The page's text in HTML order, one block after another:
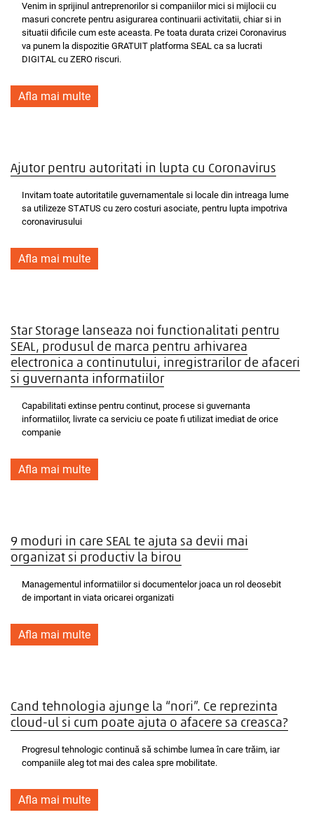
Venim in sprijinul antreprenorilor si companiilor mici si mijlocii cu
masuri concrete pentru asigurarea continuarii activitatii, chiar si in
situatii dificile cum este aceasta. Pe toata durata crizei Coronavirus
va punem la dispozitie GRATUIT platforma SEAL ca sa lucrati
DIGITAL cu ZERO riscuri.
Afla mai multe
Ajutor pentru autoritati in lupta cu Coronavirus
Invitam toate autoritatile guvernamentale si locale din intreaga lume
sa utilizeze STATUS cu zero costuri asociate, pentru lupta impotriva
coronavirusului
Afla mai multe
Star Storage lanseaza noi functionalitati pentru
SEAL, produsul de marca pentru arhivarea
electronica a continutului, inregistrarilor de afaceri
si guvernanta informatiilor
Capabilitati extinse pentru continut, procese si guvernanta
informatiilor, livrate ca serviciu ce poate fi utilizat imediat de orice
companie
Afla mai multe
9 moduri in care SEAL te ajuta sa devii mai
organizat si productiv la birou
Managementul informatiilor si documentelor joaca un rol deosebit
de important in viata oricarei organizati
Afla mai multe
Cand tehnologia ajunge la “nori”. Ce reprezinta
cloud-ul si cum poate ajuta o afacere sa creasca?
Progresul tehnologic continuă să schimbe lumea în care trăim, iar
companiile aleg tot mai des calea spre mobilitate.
Afla mai multe